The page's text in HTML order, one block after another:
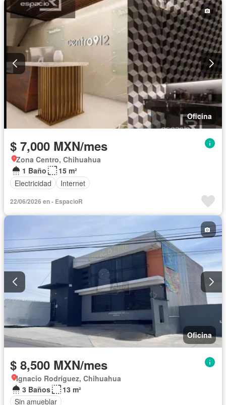
Oficina
$ 7,000 MXN/mes
Zona Centro, Chihuahua
1 Baño
15 m²
Electricidad
Internet
22/06/2026 en - EspacioR
Oficina
$ 8,500 MXN/mes
Ignacio Rodríguez, Chihuahua
3 Baños
13 m²
Sin amueblar